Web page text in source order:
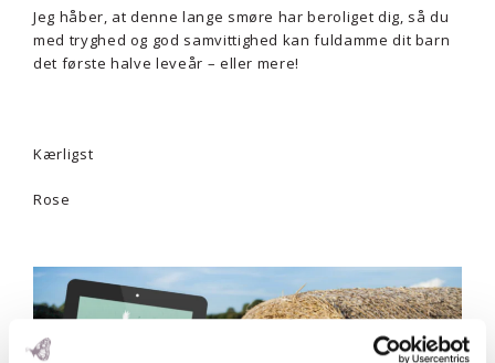
Jeg håber, at denne lange smøre har beroliget dig, så du
med tryghed og god samvittighed kan fuldamme dit barn
det første halve leveår – eller mere!
Kærligst
Rose